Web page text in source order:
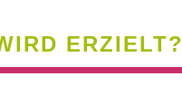
ERZIELT?